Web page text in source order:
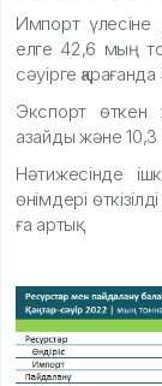
Импорт үлесіне
елге 42,6 мың
сәуірге
Экспорт өткен
азайды және
Нәтижесінде
өнімдері
ға артық.